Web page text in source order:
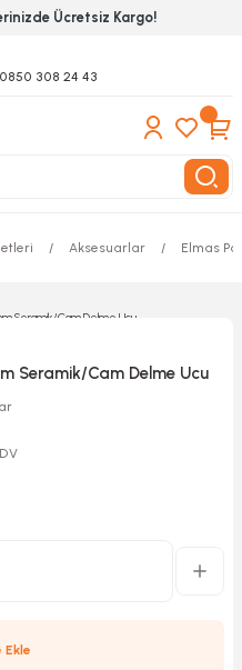
Ücretsiz Kargo!
0850 308 24 43
Aksesuarlar Elmas
Seramik/Cam Delme Ucu
Ekle